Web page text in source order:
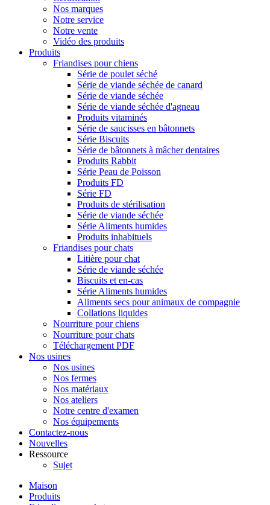
Nos marques
Notre service
Notre vente
Vidéo des produits
Produits
Friandises pour chiens
Série de poulet séché
Série de viande séchée de canard
Série de viande séchée
Série de viande séchée d'agneau
Produits vitaminés
Série de saucisses en bâtonnets
Série Biscuits
Série de bâtonnets à mâcher dentaires
Produits Rabbit
Série Peau de Poisson
Produits FD
Série FD
Produits de stérilisation
Série de viande séchée
Série Aliments humides
Produits inhabituels
Friandises pour chats
Litière pour chat
Série de viande séchée
Biscuits et en-cas
Série Aliments humides
Aliments secs pour animaux de compagnie
Collations liquides
Nourriture pour chiens
Nourriture pour chats
Téléchargement PDF
Nos usines
Nos usines
Nos fermes
Nos matériaux
Nos ateliers
Notre centre d'examen
Nos équipements
Contactez-nous
Nouvelles
Ressource
Sujet
Maison
Produits